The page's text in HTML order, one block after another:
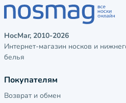
НосМаг, 2010-2026
Интернет-магазин носков и
белья
Покупателям
Возврат и обмен